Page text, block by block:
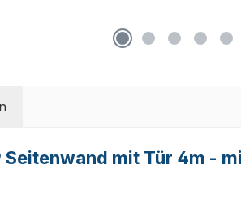
mit Tür 4m -